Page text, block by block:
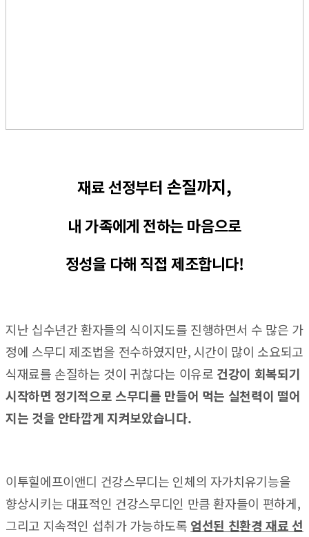
재료 선정부터 손질까지,
내 가족에게 전하는 마음으로
정성을 다해 직접 제조합니다!
지난 십수년간 환자들의 식이지도를 진행하면서 수 많은 가
정에 스무디 제조법을 전수하였지만, 시간이 많이 소요되고
식재료를 손질하는 것이 귀찮다는 이유로 건강이 회복되기
시작하면 정기적으로 스무디를 만들어 먹는 실천력이 떨어
지는 것을 안타깝게 지켜보았습니다.
이투힐에프이앤디 건강스무디는 인체의 자가치유기능을
향상시키는 대표적인 건강스무디인 만큼 환자들이 편하게,
그리고 지속적인 섭취가 가능하도록 엄선된 친환경 재료 선